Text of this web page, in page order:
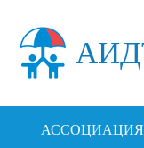
АССОЦИАЦИЯ